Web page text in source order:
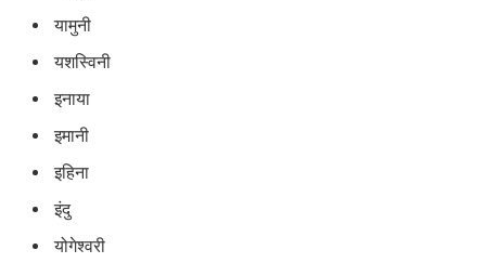
यामुनी
यशस्विनी
इनाया
इमानी
इहिना
इंदु
योगेश्वरी